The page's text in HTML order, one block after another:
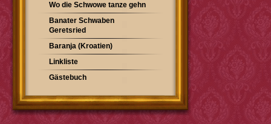
Wo die Schwowe tanze gehn
Banater Schwaben
Geretsried
Baranja (Kroatien)
Linkliste
Gästebuch